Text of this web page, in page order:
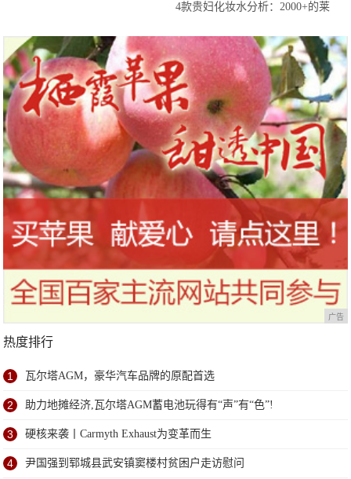
4款贵妇化妆水分析：2000+的莱
广告
热度排行
1 瓦尔塔AGM，豪华汽车品牌的原配首选
2 助力地摊经济,瓦尔塔AGM蓄电池玩得有“声”有“色”!
3 硬核来袭丨Carmyth Exhaust为变革而生
4 尹国强到郓城县武安镇窦楼村贫困户走访慰问